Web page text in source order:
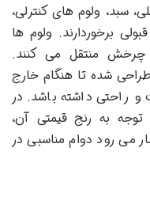
سبد، ولوم های کنترلی،
برخوردارند. ولوم ها
منتقل می کنند.
شده تا هنگام خارج
راحتی داشته باشد. در
به رنج قیمتی آن،
می رود دوام مناسبی در